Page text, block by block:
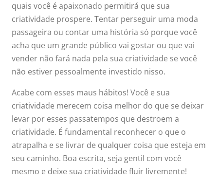
quais você é apaixonado permitirá que sua
criatividade prospere. Tentar perseguir uma moda
passageira ou contar uma história só porque você
acha que um grande público vai gostar ou que vai
vender não fará nada pela sua criatividade se você
não estiver pessoalmente investido nisso.
Acabe com esses maus hábitos! Você e sua
criatividade merecem coisa melhor do que se deixar
levar por esses passatempos que destroem a
criatividade. É fundamental reconhecer o que o
atrapalha e se livrar de qualquer coisa que esteja em
seu caminho. Boa escrita, seja gentil com você
mesmo e deixe sua criatividade fluir livremente!